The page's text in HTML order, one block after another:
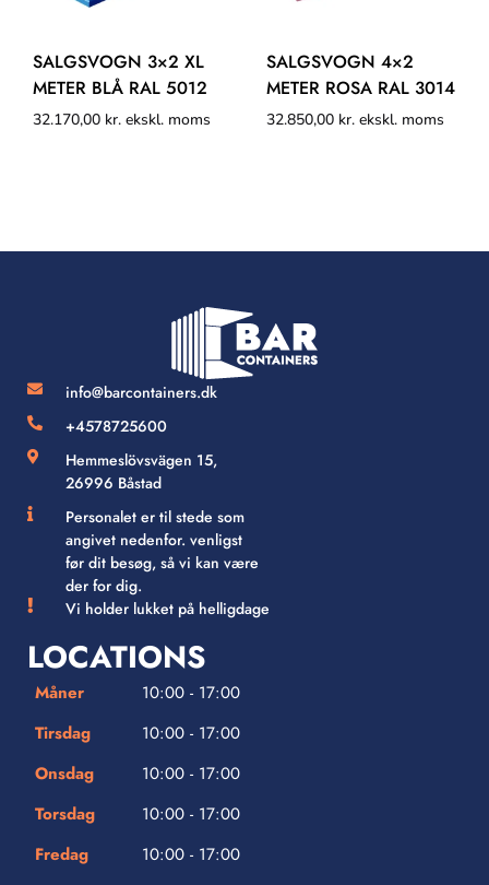
SALGSVOGN 3×2 XL
METER BLÅ RAL 5012
32.170,00 kr. ekskl. moms
SALGSVOGN 4×2
METER ROSA RAL 3014
32.850,00 kr. ekskl. moms
info@barcontainers.dk
+4578725600
Hemmeslövsvägen 15,
26996 Båstad
Personalet er til stede som
angivet nedenfor. venligst
før dit besøg, så vi kan være
der for dig.
Vi holder lukket på helligdage
LOCATIONS
Måner
10:00 - 17:00
Tirsdag
10:00 - 17:00
Onsdag
10:00 - 17:00
Torsdag
10:00 - 17:00
Fredag
10:00 - 17:00